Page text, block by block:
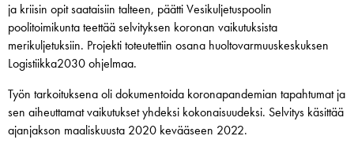
ja kriisin opit saataisiin talteen, päätti Vesikuljetuspoolin
poolitoimikunta teettää selvityksen koronan vaikutuksista
merikuljetuksiin. Projekti toteutettiin osana huoltovarmuuskeskuksen
Logistiikka2030 ohjelmaa.
Työn tarkoituksena oli dokumentoida koronapandemian tapahtumat ja
sen aiheuttamat vaikutukset yhdeksi kokonaisuudeksi. Selvitys käsittää
ajanjakson maaliskuusta 2020 kevääseen 2022.